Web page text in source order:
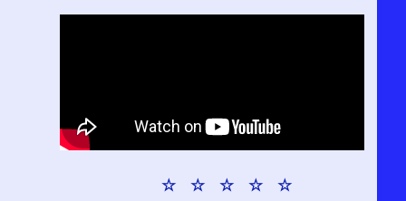
☆ ☆ ☆ ☆ ☆